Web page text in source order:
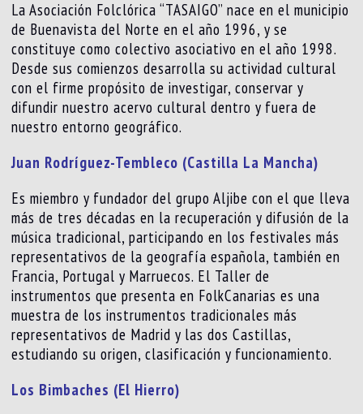
La Asociación Folclórica “TASAIGO” nace en el municipio
de Buenavista del Norte en el año 1996, y se
constituye como colectivo asociativo en el año 1998.
Desde sus comienzos desarrolla su actividad cultural
con el firme propósito de investigar, conservar y
difundir nuestro acervo cultural dentro y fuera de
nuestro entorno geográfico.
Juan Rodríguez-Tembleco (Castilla La Mancha)
Es miembro y fundador del grupo Aljibe con el que lleva
más de tres décadas en la recuperación y difusión de la
música tradicional, participando en los festivales más
representativos de la geografía española, también en
Francia, Portugal y Marruecos. El Taller de
instrumentos que presenta en FolkCanarias es una
muestra de los instrumentos tradicionales más
representativos de Madrid y las dos Castillas,
estudiando su origen, clasificación y funcionamiento.
Los Bimbaches (El Hierro)